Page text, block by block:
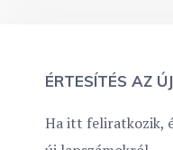
ÉRTESÍTÉS AZ
Ha itt feliratkozik,